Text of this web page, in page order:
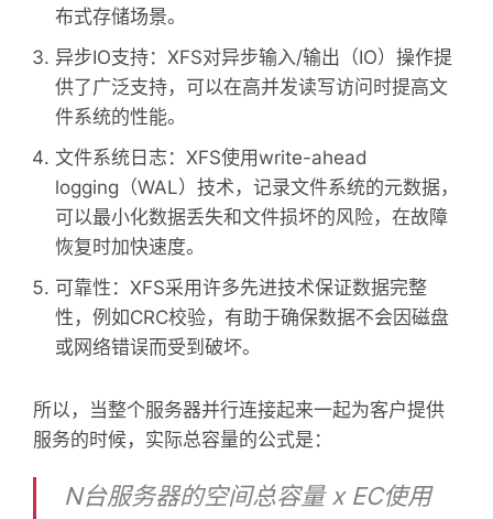
布式存储场景。
异步IO支持：XFS对异步输入/输出（IO）操作提
供了广泛支持，可以在高并发读写访问时提高文
件系统的性能。
文件系统日志：XFS使用write-ahead
logging（WAL）技术，记录文件系统的元数据，
可以最小化数据丢失和文件损坏的风险，在故障
恢复时加快速度。
可靠性：XFS采用许多先进技术保证数据完整
性，例如CRC校验，有助于确保数据不会因磁盘
或网络错误而受到破坏。
所以，当整个服务器并行连接起来一起为客户提供
服务的时候，实际总容量的公式是：
N台服务器的空间总容量 x EC使用